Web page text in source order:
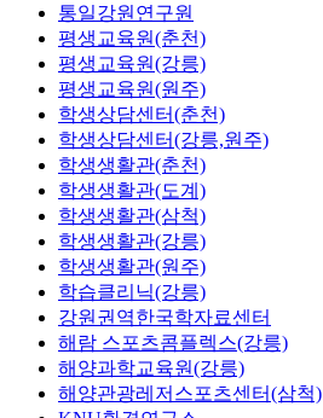
통일강원연구원
평생교육원(춘천)
평생교육원(강릉)
평생교육원(원주)
학생상담센터(춘천)
학생상담센터(강릉,원주)
학생생활관(춘천)
학생생활관(도계)
학생생활관(삼척)
학생생활관(강릉)
학생생활관(원주)
학습클리닉(강릉)
강원권역한국학자료센터
해람 스포츠콤플렉스(강릉)
해양과학교육원(강릉)
해양관광레저스포츠센터(삼척)